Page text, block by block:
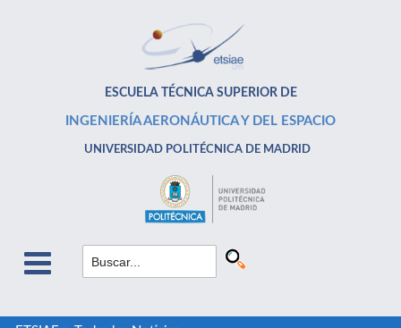
ESCUELA TÉCNICA SUPERIOR DE
INGENIERÍA AERONÁUTICA Y DEL ESPACIO
UNIVERSIDAD POLITÉCNICA DE MADRID